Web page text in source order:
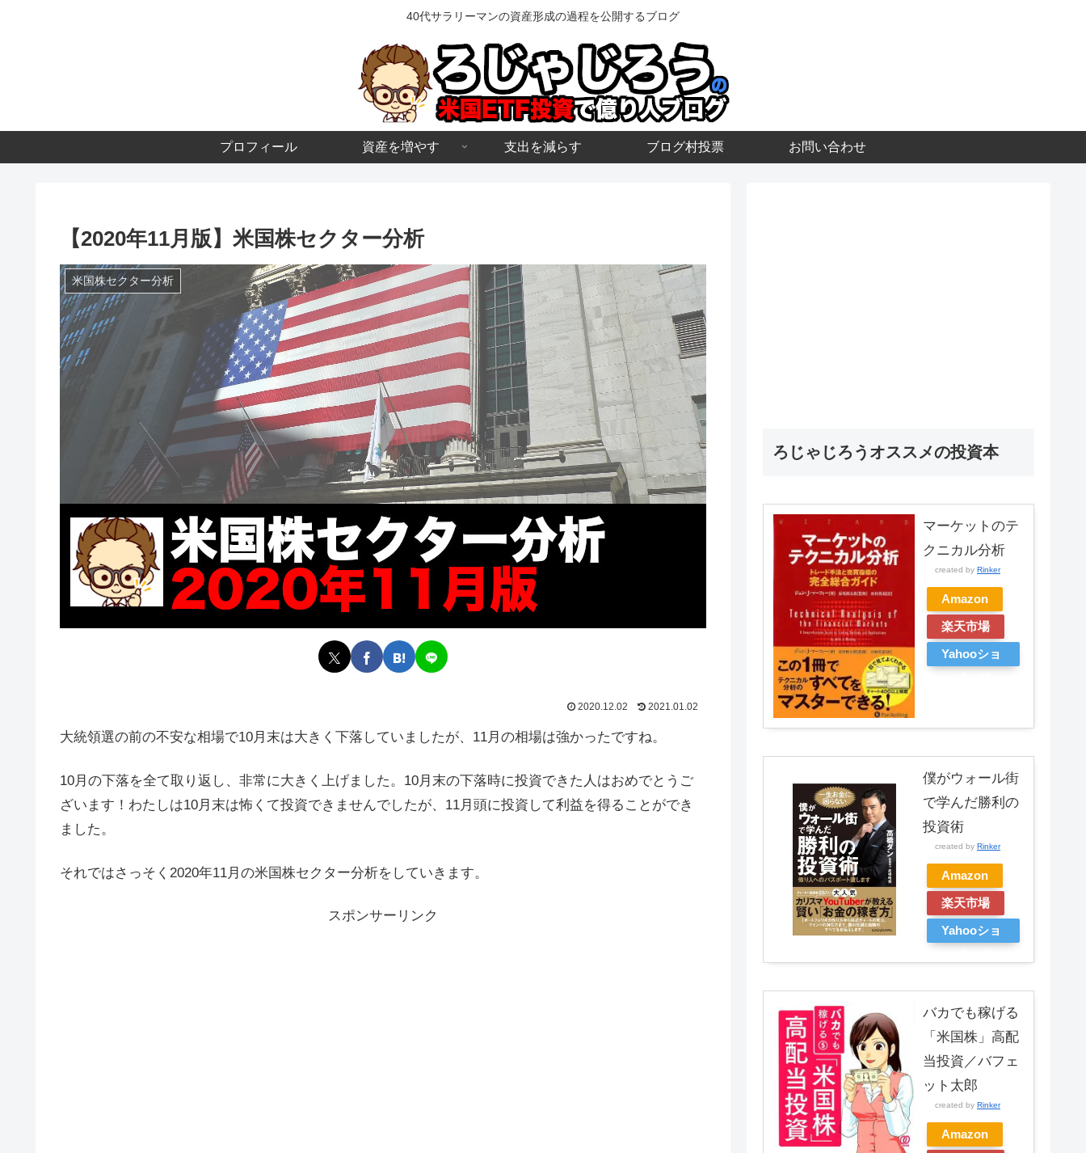
40代サラリーマンの資産形成の過程を公開するブログ
プロフィール 資産を増やす 支出を減らす ブログ村投票 お問い合わせ
【2020年11月版】米国株セクター分析
米国株セクター分析
2020.12.02 2021.01.02
大統領選の前の不安な相場で10月末は大きく下落していましたが、11月の相場は強かったですね。
10月の下落を全て取り返し、非常に大きく上げました。10月末の下落時に投資できた人はおめでとうご
ざいます！わたしは10月末は怖くて投資できませんでしたが、11月頭に投資して利益を得ることができ
ました。
それではさっそく2020年11月の米国株セクター分析をしていきます。
スポンサーリンク
ろじゃじろうオススメの投資本
マーケットのテ
クニカル分析
created by Rinker
Amazon
楽天市場
Yahooショ
僕がウォール街
で学んだ勝利の
投資術
created by Rinker
Amazon
楽天市場
Yahooショ
バカでも稼げる
「米国株」高配
当投資／バフェ
ット太郎
created by Rinker
Amazon